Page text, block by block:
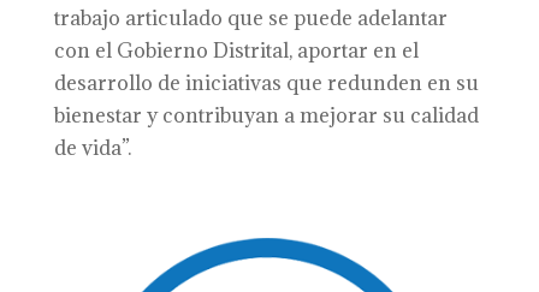
trabajo articulado que se puede adelantar
con el Gobierno Distrital, aportar en el
desarrollo de iniciativas que redunden en su
bienestar y contribuyan a mejorar su calidad
de vida”.